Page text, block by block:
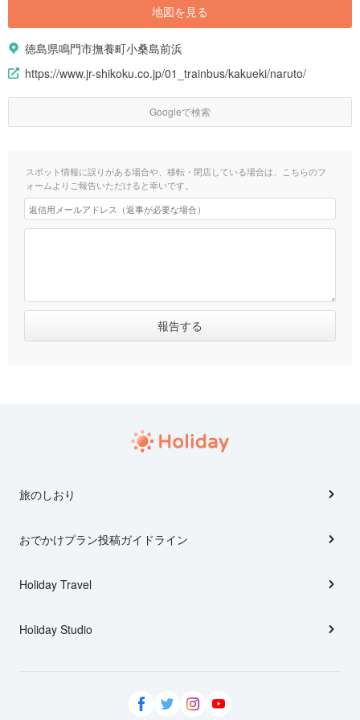
地図を見る
徳島県鳴門市撫養町小桑島前浜
https://www.jr-shikoku.co.jp/01_trainbus/kakueki/naruto/
Googleで検索
スポット情報に誤りがある場合や、移転・閉店している場合は、こちらのフ
ォームよりご報告いただけると幸いです。
旅のしおり
おでかけプラン投稿ガイドライン
Holiday Travel
Holiday Studio